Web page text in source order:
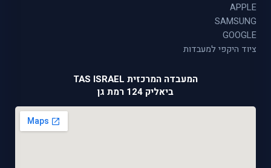
APPLE
SAMSUNG
GOOGLE
ציוד היקפי למעבדות
המעבדה המרכזית TAS ISRAEL
ביאליק 124 רמת גן